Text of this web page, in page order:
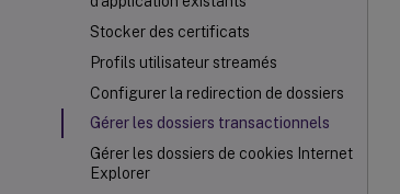
Stocker des certificats
Profils utilisateur streamés
Configurer la redirection de dossiers
Gérer les dossiers transactionnels
Gérer les dossiers de cookies Internet
Explorer